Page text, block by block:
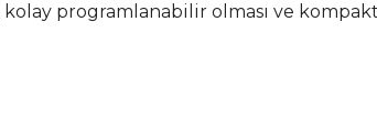
kolay programlanabilir olması ve